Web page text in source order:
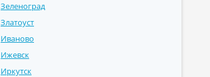
Зеленоград
Златоуст
Иваново
Ижевск
Иркутск